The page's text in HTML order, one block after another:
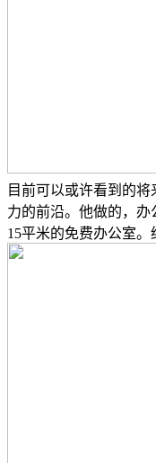
目前可以或许看到的
力的前沿。他做的，办
15平米的免费办公室